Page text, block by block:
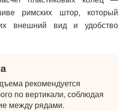
римских штор, который
внешний вид и удобство
рекомендуется
по вертикали, соблюдая
между рядами.